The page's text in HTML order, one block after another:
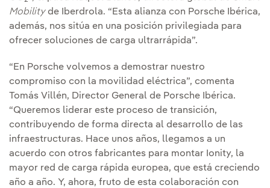
Mobilityde Iberdrola. “Esta alianza con Porsche Ibérica,
además, nos sitúa en una posición privilegiada para
ofrecer soluciones de carga ultrarrápida”.
“En Porsche volvemos a demostrar nuestro
compromiso con la movilidad eléctrica”, comenta
Tomás Villén, Director General de Porsche Ibérica.
“Queremos liderar este proceso de transición,
contribuyendo de forma directa al desarrollo de las
infraestructuras. Hace unos años, llegamos a un
acuerdo con otros fabricantes para montar Ionity, la
mayor red de carga rápida europea, que está creciendo
año a año. Y, ahora, fruto de esta colaboración con